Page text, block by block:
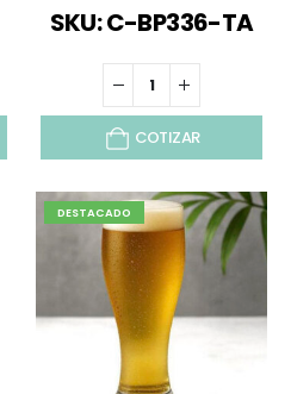
SKU: C-BP336-TA
COTIZAR
DESTACADO